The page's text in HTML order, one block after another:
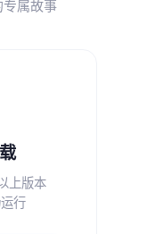
属故事
上版本
行